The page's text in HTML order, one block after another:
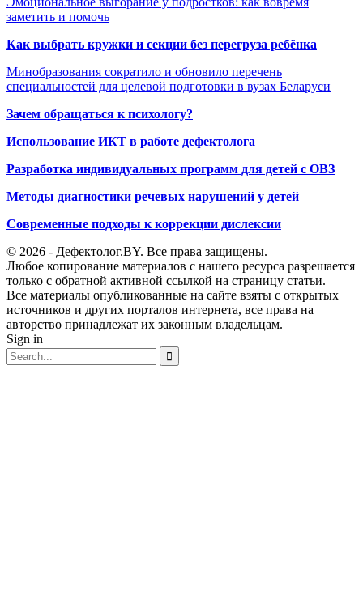
заметить и помочь
Как выбрать кружки и секции без перегруза ребёнка
Минобразования сократило и обновило перечень
специальностей для целевой подготовки в вузах Беларуси
Зачем обращаться к психологу?
Использование ИКТ в работе дефектолога
Разработка индивидуальных программ для детей с ОВЗ
Методы диагностики речевых нарушений у детей
Современные подходы к коррекции дислексии
© 2026 - Дефектолог.BY. Все права защищены.
Любое копирование материалов с нашего ресурса разрешается
только с обратной активной ссылкой на страницу статьи.
Все материалы опубликованные на сайте взяты с открытых
источников и других порталов интернета, все права на
авторство принадлежат их законным владельцам.
Sign in